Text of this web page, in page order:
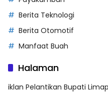
Berita Teknologi
Berita Otomotif
Manfaat Buah
Halaman
iklan Pelantikan Bupati